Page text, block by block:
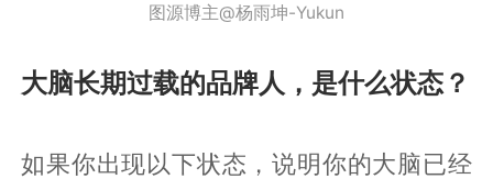
图源博主@杨雨坤-Yukun
大脑长期过载的品牌人，是什么状态？
如果你出现以下状态，说明你的大脑已经